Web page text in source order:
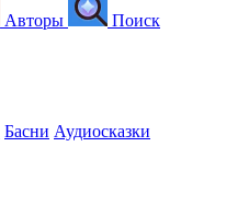
Авторы Поиск
Басни Аудиосказки